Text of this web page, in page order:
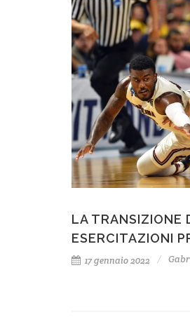
LA TRANSIZIONE
ESERCITAZIONI
17 gennaio 2022